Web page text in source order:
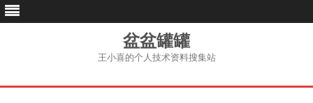
盆盆罐罐
王小喜的个人技术资料搜集站
跳